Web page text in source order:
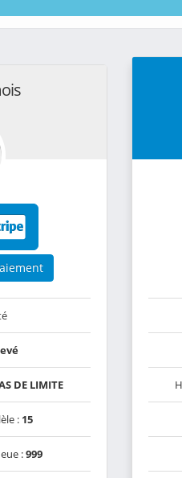
DE LIMITE
: 15
:999